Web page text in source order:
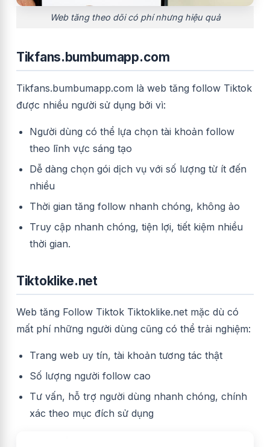
Web tăng theo dõi có phí nhưng hiệu quả
Tikfans.bumbumapp.com
Tikfans.bumbumapp.com là web tăng follow Tiktok
được nhiều người sử dụng bởi vì:
Người dùng có thể lựa chọn tài khoản follow
theo lĩnh vực sáng tạo
Dễ dàng chọn gói dịch vụ với số lượng từ ít đến
nhiều
Thời gian tăng follow nhanh chóng, không ảo
Truy cập nhanh chóng, tiện lợi, tiết kiệm nhiều
thời gian.
Tiktoklike.net
Web tăng Follow Tiktok Tiktoklike.net mặc dù có
mất phí những người dùng cũng có thể trải nghiệm:
Trang web uy tín, tài khoản tương tác thật
Số lượng người follow cao
Tư vấn, hỗ trợ người dùng nhanh chóng, chính
xác theo mục đích sử dụng